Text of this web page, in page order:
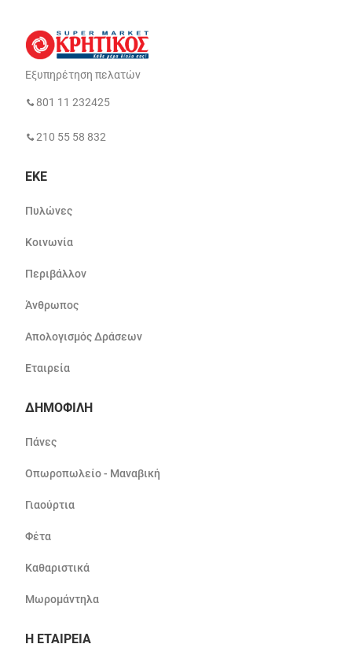
Εξυπηρέτηση πελατών
801 11 232425
210 55 58 832
ΕΚΕ
Πυλώνες
Κοινωνία
Περιβάλλον
Άνθρωπος
Απολογισμός Δράσεων
Εταιρεία
ΔΗΜΟΦΙΛΗ
Πάνες
Οπωροπωλείο - Μαναβική
Γιαούρτια
Φέτα
Καθαριστικά
Μωρομάντηλα
Η ΕΤΑΙΡΕΙΑ